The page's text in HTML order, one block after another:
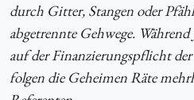
durch Gitter, Stangen oder
abgetrennte Gehwege.
auf der Finanzierungspflicht
folgen die Geheimen Räte